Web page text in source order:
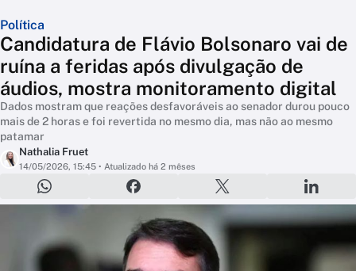
Política
Candidatura de Flávio Bolsonaro vai de
ruína a feridas após divulgação de
áudios, mostra monitoramento digital
Dados mostram que reações desfavoráveis ao senador durou pouco
mais de 2 horas e foi revertida no mesmo dia, mas não ao mesmo
patamar
Nathalia Fruet
14/05/2026, 15:45 • Atualizado há 2 mêses